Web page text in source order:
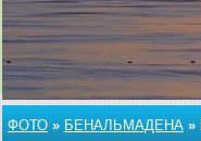
ФОТО » БЕНАЛЬМАДЕНА »